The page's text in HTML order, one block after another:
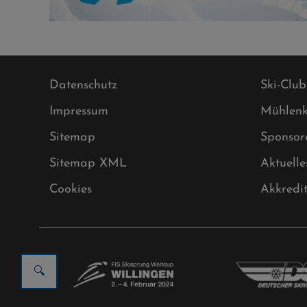
Datenschutz
Impressum
Sitemap
Sitemap XML
Cookies
Ski-Club